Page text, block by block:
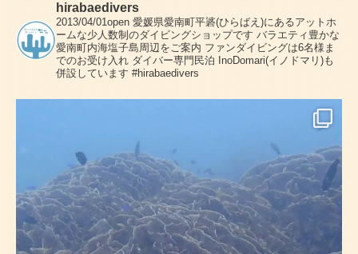
hirabaedivers
2013/04/01open 愛媛県愛南町平碆(ひらばえ)にあるアットホ
ームな少人数制のダイビングショップです バラエティ豊かな
愛南町内海塩子島周辺をご案内 ファンダイビングは6名様ま
でのお受け入れ ダイバー専門民泊 InoDomari(イノドマリ)も
併設しています #hirabaedivers